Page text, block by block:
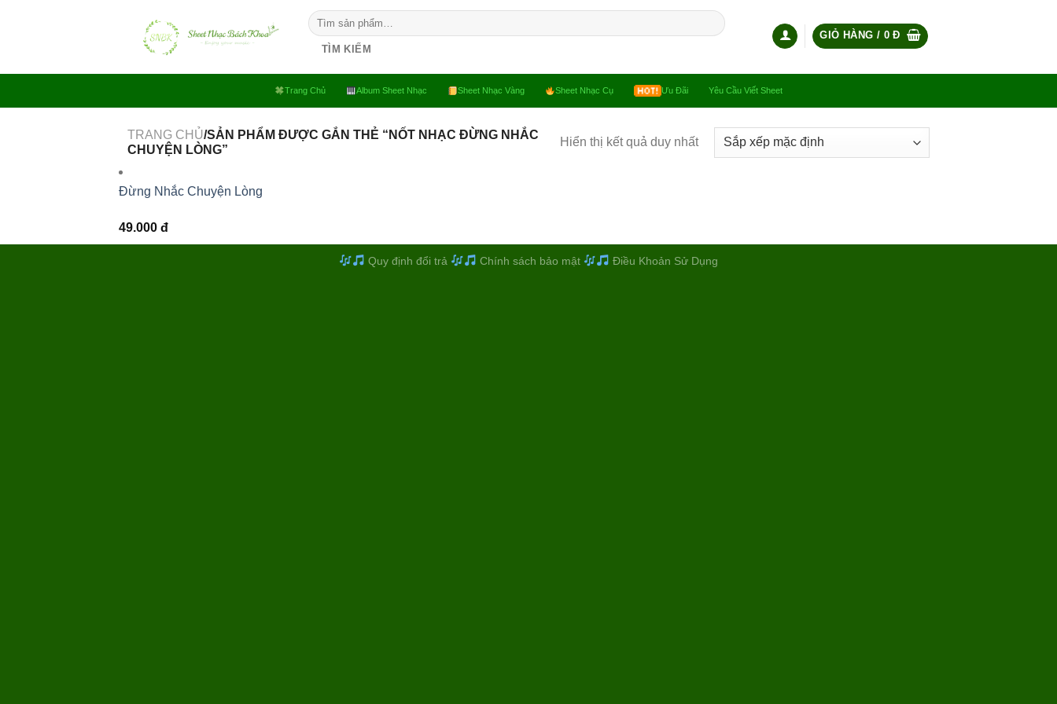
Tìm
kiếm:
TÌM KIẾM
GIỎ HÀNG / 0Đ
Trang Chủ Album Sheet Nhạc Sheet Nhạc Vàng Sheet Nhạc Cụ Ưu Đãi Yêu Cầu Viết Sheet
TRANG CHỦ/SẢN PHẨM ĐƯỢC GẮN THẺ “NỐT NHẠC ĐỪNG NHẮC
CHUYỆN LÒNG”
Hiển thị kết quả duy nhất
Đừng Nhắc Chuyện Lòng
49.000 đ
Quy định đổi trả Chính sách bảo mật Điều Khoản Sử Dụng